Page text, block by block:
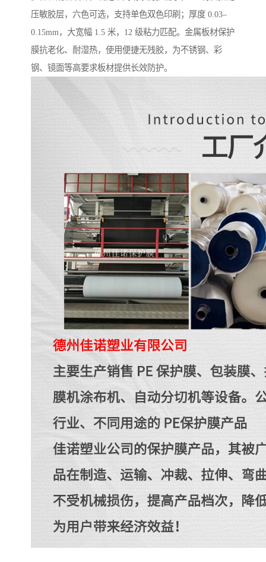
压敏胶层，六色可选，支持单色双色印刷；厚度 0.03–
0.15mm，大宽幅 1.5 米，12 级粘力匹配。金属板材保护
膜抗老化、耐湿热，使用便捷无残胶，为不锈钢、彩
钢、镜面等高要求板材提供长效防护。